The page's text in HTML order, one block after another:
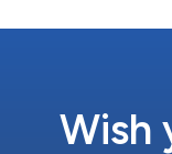
Wish